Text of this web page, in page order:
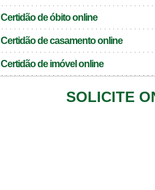
Certidão de óbito online
Certidão de casamento online
Certidão de imóvel online
SOLICITE